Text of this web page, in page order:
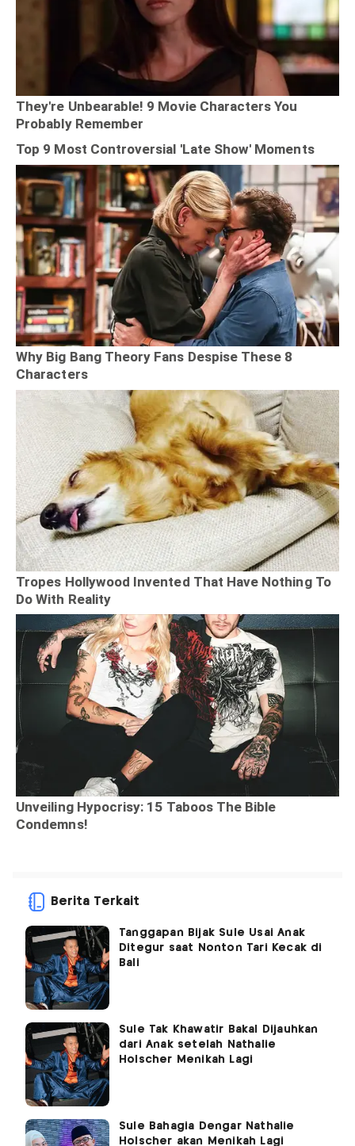
Berita Terkait
Tanggapan Bijak Sule Usai Anak
Ditegur saat Nonton Tari Kecak di
Bali
Sule Tak Khawatir Bakal Dijauhkan
dari Anak setelah Nathalie
Holscher Menikah Lagi
Sule Bahagia Dengar Nathalie
Holscher akan Menikah Lagi